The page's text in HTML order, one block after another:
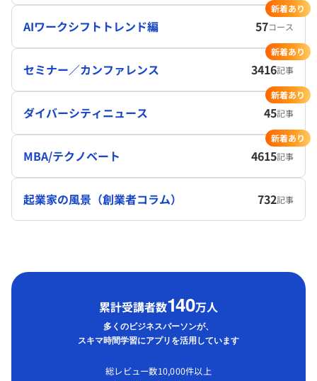
AIワークシフトトレンド編 57コース
新着あり
セミナー／カンファレンス 3416記事
新着あり
ダイバーシティニュース 45記事
新着あり
MBA/テクノベート 4615記事
新着あり
起業家の風景（創業者コラム） 732記事
累計受講者数140万人
多くのビジネスパーソンが、
スキマ時間学習にアプリを活用しています
総レビュー数10,000件以上